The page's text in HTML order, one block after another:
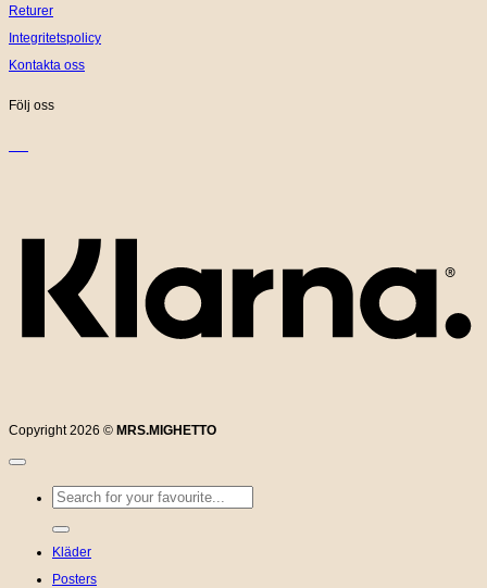
Returer
Integritetspolicy
Kontakta oss
Följ oss
Copyright 2026 © MRS.MIGHETTO
Sök
efter:
Kläder
Posters